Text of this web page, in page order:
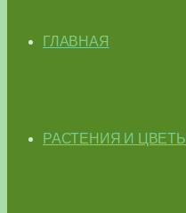
ГЛАВНАЯ
РАСТЕНИЯ И ЦВЕТЫ